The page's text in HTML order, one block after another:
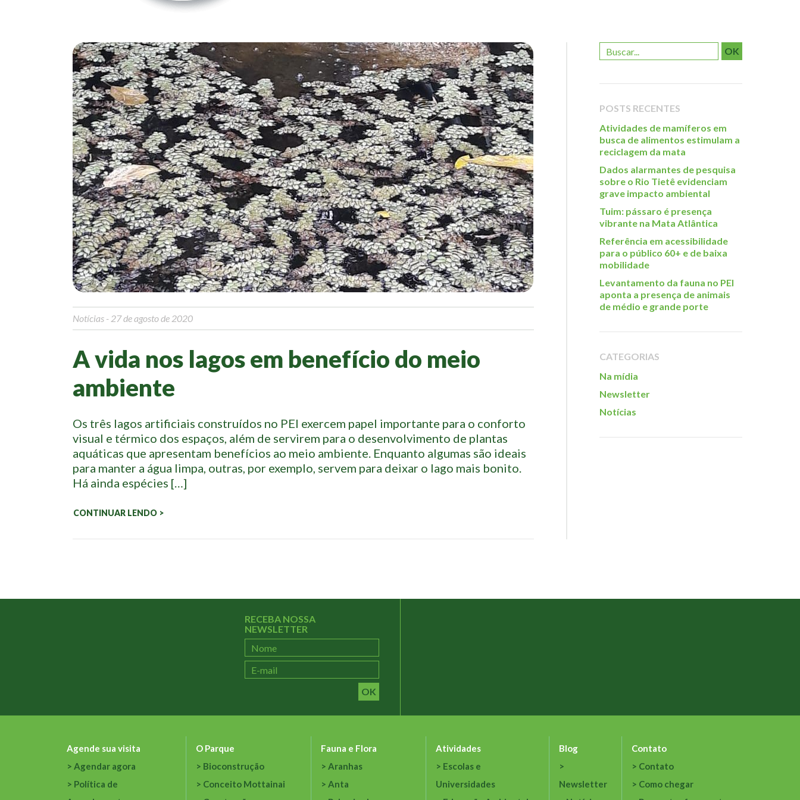
Notícias - 27 de agosto de 2020
A vida nos lagos em benefício do meio
ambiente
Os três lagos artificiais construídos no PEI exercem papel importante para o conforto
visual e térmico dos espaços, além de servirem para o desenvolvimento de plantas
aquáticas que apresentam benefícios ao meio ambiente. Enquanto algumas são ideais
para manter a água limpa, outras, por exemplo, servem para deixar o lago mais bonito.
Há ainda espécies […]
CONTINUAR LENDO >
OK
POSTS RECENTES
Atividades de mamíferos em
busca de alimentos estimulam a
reciclagem da mata
Dados alarmantes de pesquisa
sobre o Rio Tietê evidenciam
grave impacto ambiental
Tuim: pássaro é presença
vibrante na Mata Atlântica
Referência em acessibilidade
para o público 60+ e de baixa
mobilidade
Levantamento da fauna no PEI
aponta a presença de animais
de médio e grande porte
CATEGORIAS
Na mídia
Newsletter
Notícias
RECEBA NOSSA
NEWSLETTER
OK
Agende sua visita
Agendar agora
Política de
O Parque
Bioconstrução
Conceito Mottainai
Fauna e Flora
Aranhas
Anta
Atividades
Escolas e
Universidades
Blog
Newsletter
Contato
Contato
Como chegar